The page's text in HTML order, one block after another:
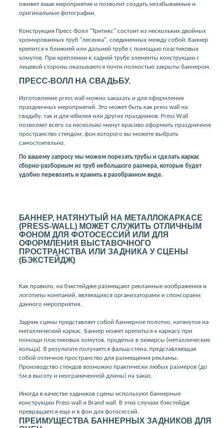
оживит ваше мероприятие и позволит создать незабываемые и
оригинальные фотографии.
Конструкция Пресс-Волл "Тритикс" состоит из нескольких двойных
хромированных труб "лесенка", соединенных между собой. Баннер
крепится к ближней или дальней трубе с помощью пластиковых
хомутов. При креплении к задней трубе элементы конструкции с
лицевой стороны оказываются почти полностью закрыты баннером.
ПРЕСС-ВОЛЛ НА СВАДЬБУ.
Изготовление press wall можно заказать и для оформления
праздничных мероприятий. Это может быть как press wall на
свадьбу, так и для юбилея или других праздников. Press Wall
позволяет всего за несколько минут красиво оформить праздничное
пространство стендом, фон которого вы можете выбрать
самостоятельно.
По вашему запросу мы можем порезать трубы и сделать каркас
сборно-разборным из труб небольшого размера, которые будет
удобно перевозить и хранить в разобранном виде.
БАННЕР, НАТЯНУТЫЙ НА МЕТАЛЛОКАРКАСЕ
(PRESS-WALL) МОЖЕТ СЛУЖИТЬ ОТЛИЧНЫМ
ФОНОМ ДЛЯ ФОТОСЕССИЙ ИЛИ ДЛЯ
ОФОРМЛЕНИЯ ВЫСТАВОЧНОГО
ПРОСТРАНСТВА ИЛИ ЗАДНИКА У СЦЕНЫ
(БЭКСТЕЙДЖ)
Как правило, на бэкстейдже размещают рекламные изображения и
логотипы компаний, являющихся организаторами и спонсорами
данного мероприятия.
Задник сцены представляет собой баннерное полотно, натянутое на
металлический каркас. Баннер может крепиться к каркасу при
помощи пластиковых хомутов, продетых в люверсы (металлические
кольца). В результате получается фальш-стена, представляющая
собой отличное пространство для размещения рекламы.
Производство стендов возможно практически любых размеров (до
5м.в высоту и неограниченной длины) на заказ.
Иногда в качестве задников сцены используют баннерные
конструкции Press wall и Brand wall. В этих случаях бэкстейдж
превращается еще и в фон для фотосессий.
ПРЕИМУЩЕСТВА БАННЕРНЫХ ЗАДНИКОВ ДЛЯ